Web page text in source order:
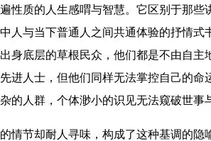
性质的人生感喟与智慧。它区别于那
人与当下普通人之间共通体验的抒情
身底层的草根民众，他们都是不由自
进人士，但他们同样无法掌控自己的
的人群，个体渺小的识见无法窥破世事
情节却耐人寻味，构成了这种基调的